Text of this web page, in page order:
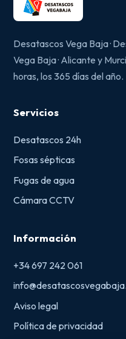
Desatascos Vega Baja ·
Vega Baja · Alicante y
horas, los 365 días del año.
Servicios
Desatascos 24h
Fosas sépticas
Fugas de agua
Cámara CCTV
Información
+34 697 242 061
Aviso legal
Política de privacidad